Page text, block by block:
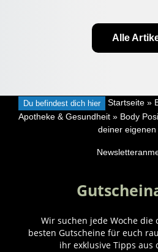
Alle
Du befindest dich hier Startseite»
Apotheke & Gesundheit» Body
deiner eigenen
Wir suchen jede Woche die
besten Gutscheine für euch
ihr exklusive Tipps aus